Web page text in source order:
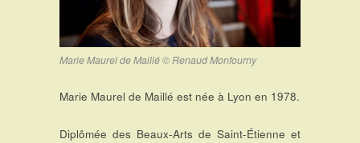
Marie Maurel de Maillé © Renaud Monfourny
Marie Maurel de Maillé est née à Lyon en 1978.
Diplômée des Beaux-Arts de Saint-Étienne et